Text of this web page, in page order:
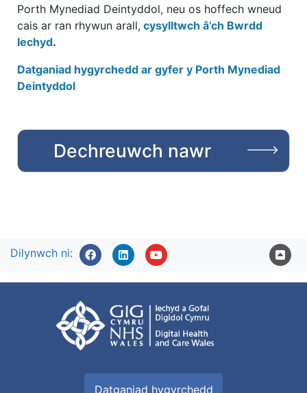
Porth Mynediad Deintyddol, neu os hoffech wneud
cais ar ran rhywun arall, cysylltwch â’ch Bwrdd
Iechyd.
Datganiad hygyrchedd ar gyfer y Porth Mynediad
Deintyddol
Dechreuwch nawr
Dilynwch ni:
Datganiad hygyrchedd